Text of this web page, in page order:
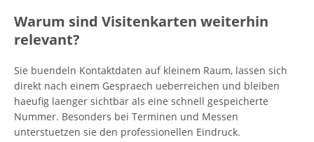
Warum sind Visitenkarten weiterhin
relevant?
Sie buendeln Kontaktdaten auf kleinem Raum, lassen sich
direkt nach einem Gespraech ueberreichen und bleiben
haeufig laenger sichtbar als eine schnell gespeicherte
Nummer. Besonders bei Terminen und Messen
unterstuetzen sie den professionellen Eindruck.